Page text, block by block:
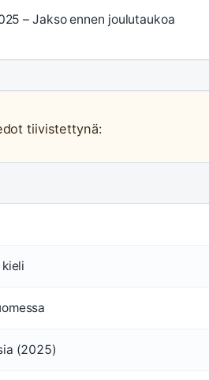
– Jakso ennen joulutaukoa
tiivistettynä:
(2025)